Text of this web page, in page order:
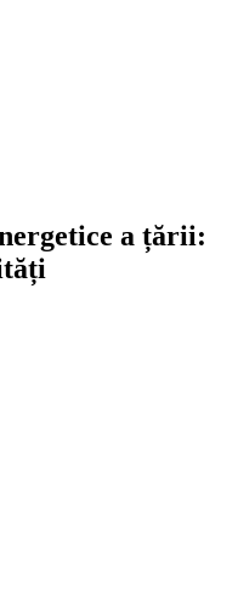
a țării: